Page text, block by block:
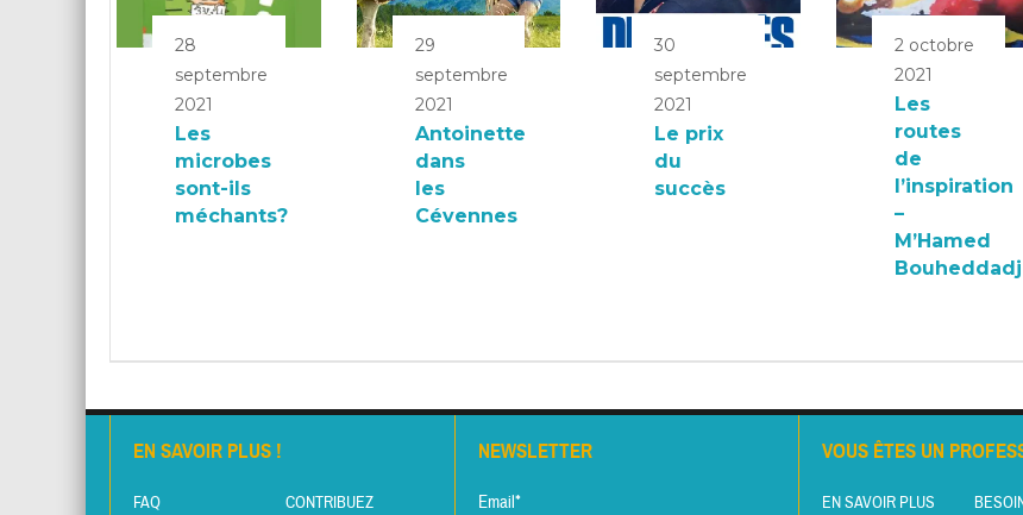
28
septembre
2021
Les
microbes
sont-ils
méchants?
29
septembre
2021
Antoinette
dans
les
Cévennes
30
septembre
2021
Le prix
du
succès
2 octobre
2021
Les
routes
de
l’inspiration
–
M’Hamed
Bouheddadj
EN SAVOIR PLUS !
FAQ CONTRIBUEZ
NEWSLETTER
Email*
VOUS ÊTES UN
EN SAVOIR PLUS